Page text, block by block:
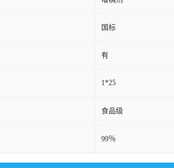
国标
有
1*25
食品级
99％